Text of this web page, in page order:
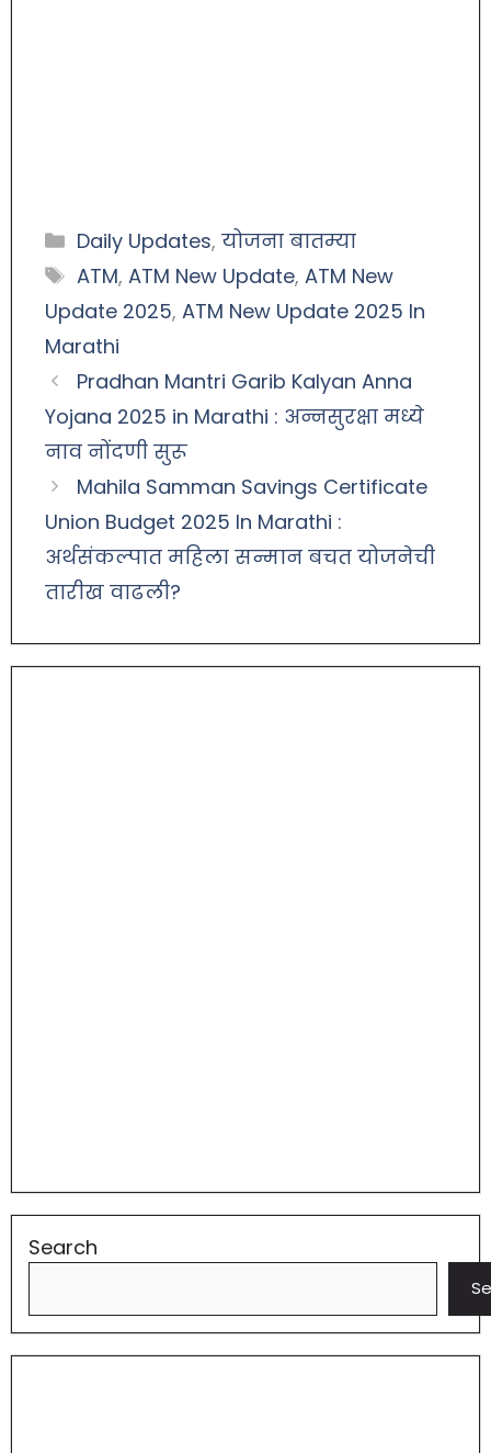
Daily Updates, योजना बातम्या
ATM, ATM New Update, ATM New
Update 2025, ATM New Update 2025 In
Marathi
Pradhan Mantri Garib Kalyan Anna
Yojana 2025 in Marathi : अन्नसुरक्षा मध्ये
नाव नोंदणी सुरू
Mahila Samman Savings Certificate
Union Budget 2025 In Marathi :
अर्थसंकल्पात महिला सन्मान बचत योजनेची
तारीख वाढली?
Search